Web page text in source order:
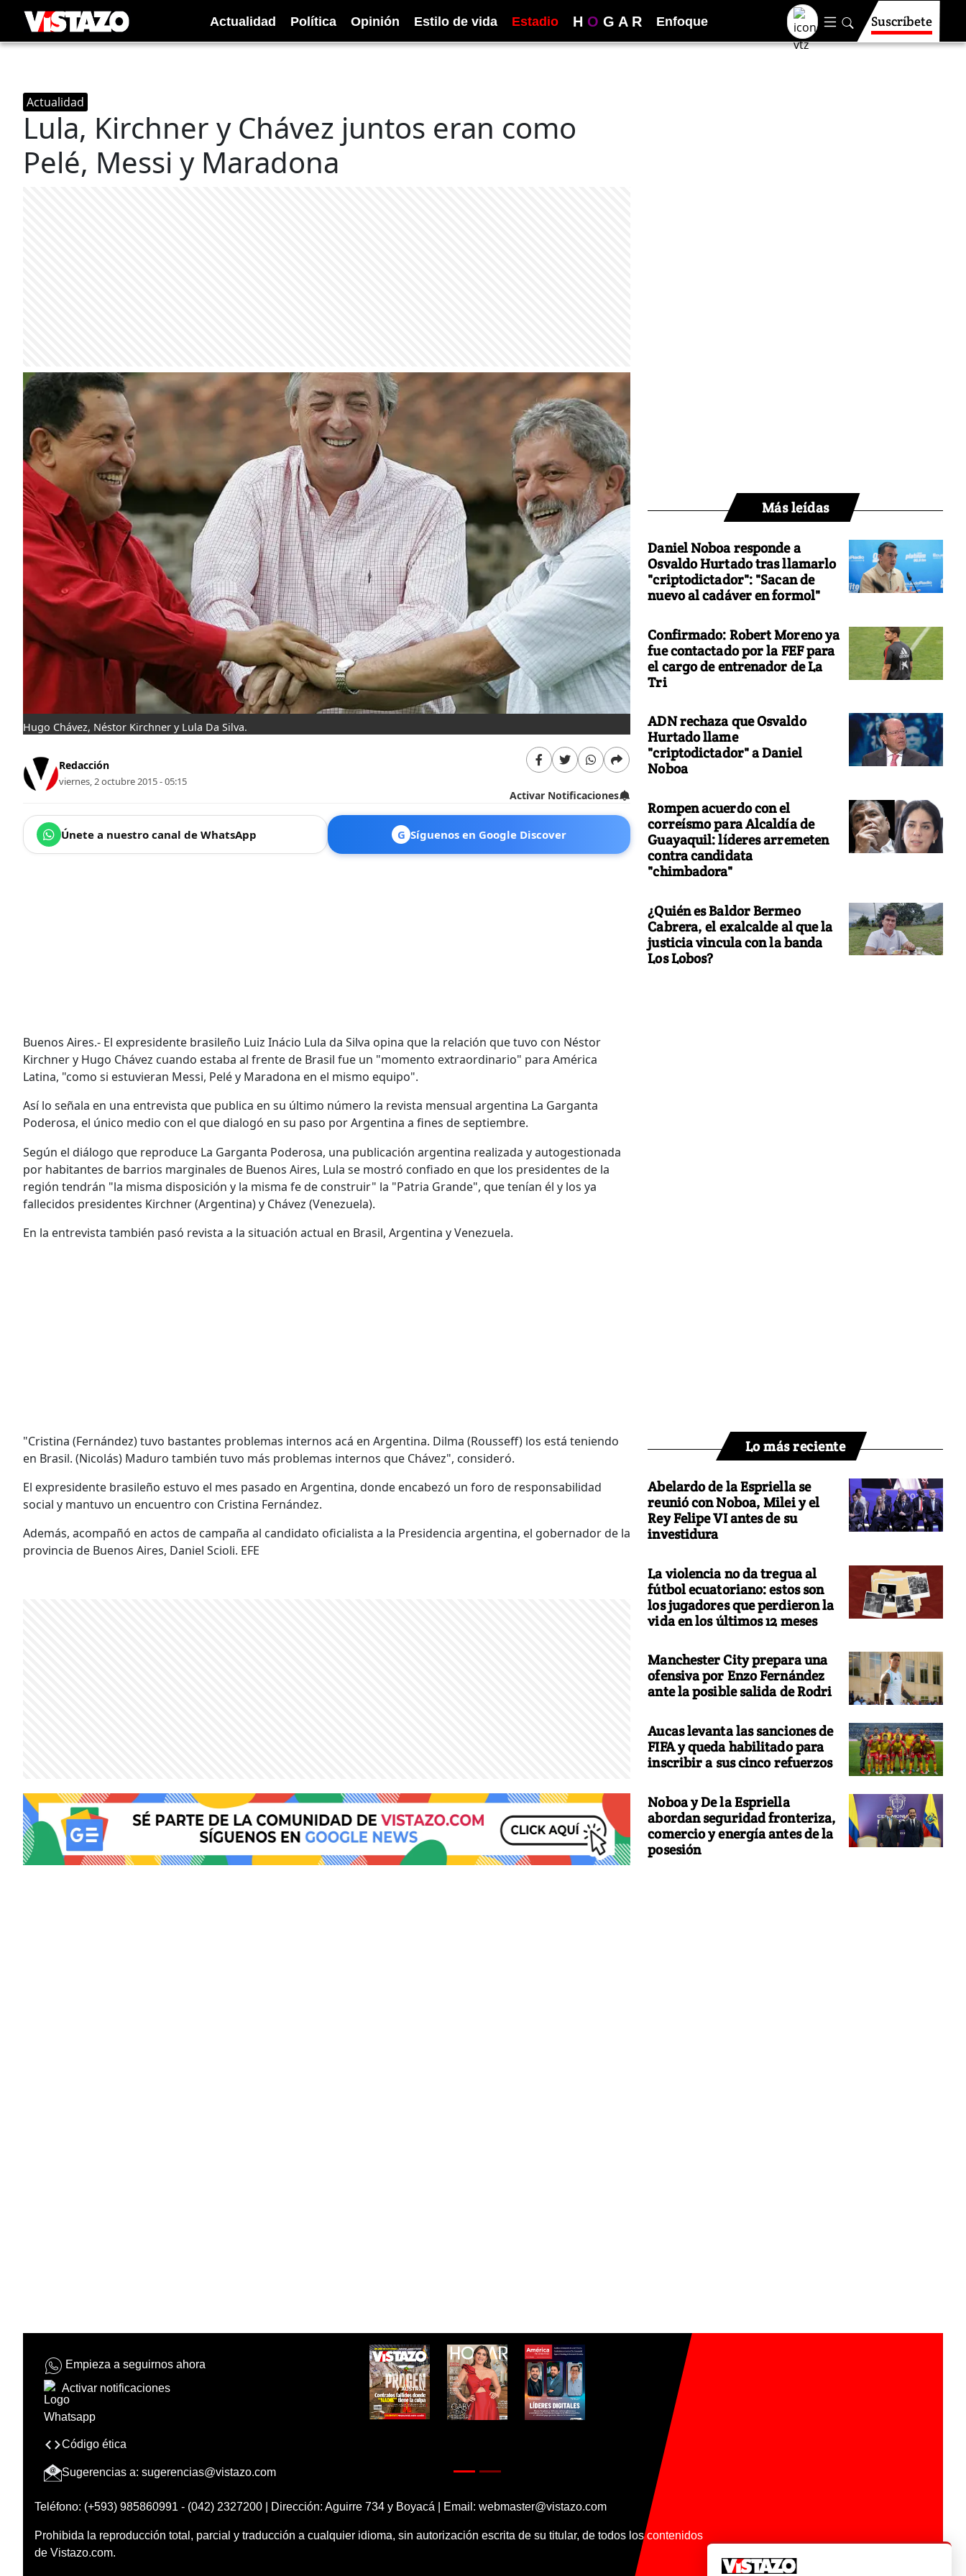
Actualidad Política Opinión Estilo de vida Estadio H O G A R Enfoque Suscríbete
Actualidad
Lula, Kirchner y Chávez juntos eran como
Pelé, Messi y Maradona
Hugo Chávez, Néstor Kirchner y Lula Da Silva.
Redacción
viernes, 2 octubre 2015 - 05:15
Activar Notificaciones
Únete a nuestro canal de WhatsApp G Síguenos en Google Discover
Buenos Aires.- El expresidente brasileño Luiz Inácio Lula da Silva opina que la relación que tuvo con Néstor
Kirchner y Hugo Chávez cuando estaba al frente de Brasil fue un "momento extraordinario" para América
Latina, "como si estuvieran Messi, Pelé y Maradona en el mismo equipo".
Así lo señala en una entrevista que publica en su último número la revista mensual argentina La Garganta
Poderosa, el único medio con el que dialogó en su paso por Argentina a fines de septiembre.
Según el diálogo que reproduce La Garganta Poderosa, una publicación argentina realizada y autogestionada
por habitantes de barrios marginales de Buenos Aires, Lula se mostró confiado en que los presidentes de la
región tendrán "la misma disposición y la misma fe de construir" la "Patria Grande", que tenían él y los ya
fallecidos presidentes Kirchner (Argentina) y Chávez (Venezuela).
En la entrevista también pasó revista a la situación actual en Brasil, Argentina y Venezuela.
"Cristina (Fernández) tuvo bastantes problemas internos acá en Argentina. Dilma (Rousseff) los está teniendo
en Brasil. (Nicolás) Maduro también tuvo más problemas internos que Chávez", consideró.
El expresidente brasileño estuvo el mes pasado en Argentina, donde encabezó un foro de responsabilidad
social y mantuvo un encuentro con Cristina Fernández.
Además, acompañó en actos de campaña al candidato oficialista a la Presidencia argentina, el gobernador de la
provincia de Buenos Aires, Daniel Scioli. EFE
Más leídas
Daniel Noboa responde a
Osvaldo Hurtado tras llamarlo
"criptodictador": "Sacan de
nuevo al cadáver en formol"
Confirmado: Robert Moreno ya
fue contactado por la FEF para
el cargo de entrenador de La
Tri
ADN rechaza que Osvaldo
Hurtado llame
"criptodictador" a Daniel
Noboa
Rompen acuerdo con el
correísmo para Alcaldía de
Guayaquil: líderes arremeten
contra candidata
"chimbadora"
¿Quién es Baldor Bermeo
Cabrera, el exalcalde al que la
justicia vincula con la banda
Los Lobos?
Lo más reciente
Abelardo de la Espriella se
reunió con Noboa, Milei y el
Rey Felipe VI antes de su
investidura
La violencia no da tregua al
fútbol ecuatoriano: estos son
los jugadores que perdieron la
vida en los últimos 12 meses
Manchester City prepara una
ofensiva por Enzo Fernández
ante la posible salida de Rodri
Aucas levanta las sanciones de
FIFA y queda habilitado para
inscribir a sus cinco refuerzos
Noboa y De la Espriella
abordan seguridad fronteriza,
comercio y energía antes de la
posesión
Empieza a seguirnos ahora
Activar notificaciones
Código ética
Sugerencias a: sugerencias@vistazo.com
Teléfono: (+593) 985860991 - (042) 2327200 | Dirección: Aguirre 734 y Boyacá | Email: webmaster@vistazo.com
Prohibida la reproducción total, parcial y traducción a cualquier idioma, sin autorización escrita de su titular, de todos los contenidos
de Vistazo.com.